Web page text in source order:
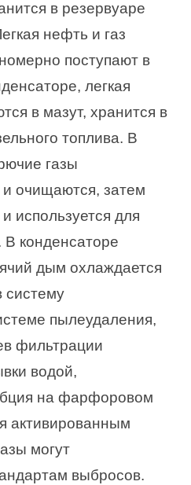
в резервуаре
нефть и газ
поступают в
легкая
в мазут, хранится в
топлива. В
газы
очищаются, затем
используется для
В конденсаторе
дым охлаждается
систему
пылеудаления,
фильтрации
водой,
на фарфоровом
активированным
могут
выбросов.